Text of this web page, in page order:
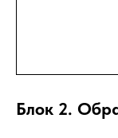
Блок 2.